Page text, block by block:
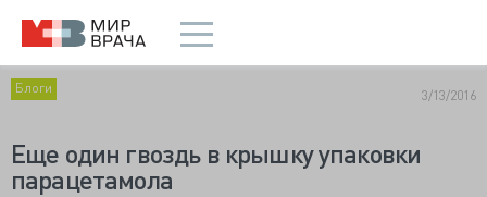
Блоги 3/13/2016
Еще один гвоздь в крышку упаковки
парацетамола